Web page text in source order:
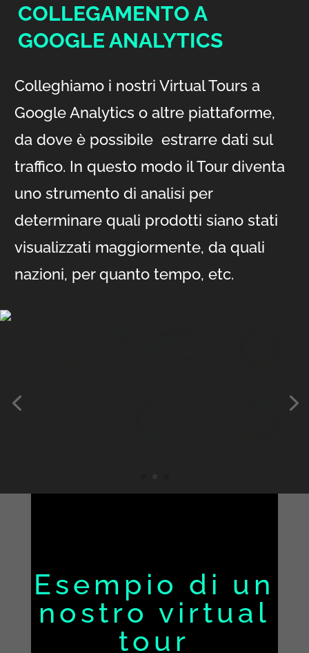
COLLEGAMENTO A
GOOGLE ANALYTICS
Colleghiamo i nostri Virtual Tours a
Google Analytics o altre piattaforme,
da dove è possibile estrarre dati sul
traffico. In questo modo il Tour diventa
uno strumento di analisi per
determinare quali prodotti siano stati
visualizzati maggiormente, da quali
nazioni, per quanto tempo, etc.
innovativo